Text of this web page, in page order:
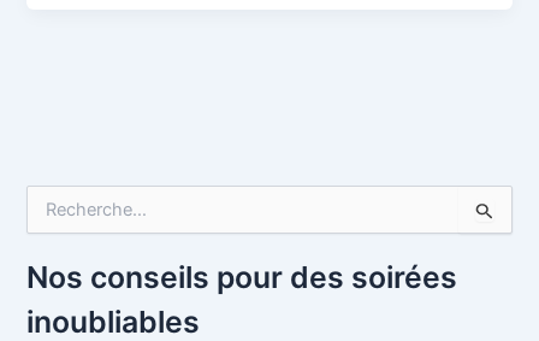
h
e
r
Nos conseils pour des soirées
inoubliables